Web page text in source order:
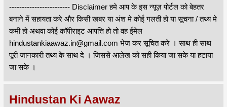
------------------------ Disclaimer हमे आप के इस न्यूज़ पोर्टल को बेहतर
बनाने में सहायता करे और किसी खबर या अंश मे कोई गलती हो या सूचना / तथ्य मे
कमी हो अथवा कोई कॉपीराइट आपत्ति हो तो वह ईमेल
hindustankiaawaz.in@gmail.com भेज कर सूचित करे । साथ ही साथ
पूरी जानकारी तथ्य के साथ दे । जिससे आलेख को सही किया जा सके या हटाया
जा सके ।
Hindustan Ki Aawaz